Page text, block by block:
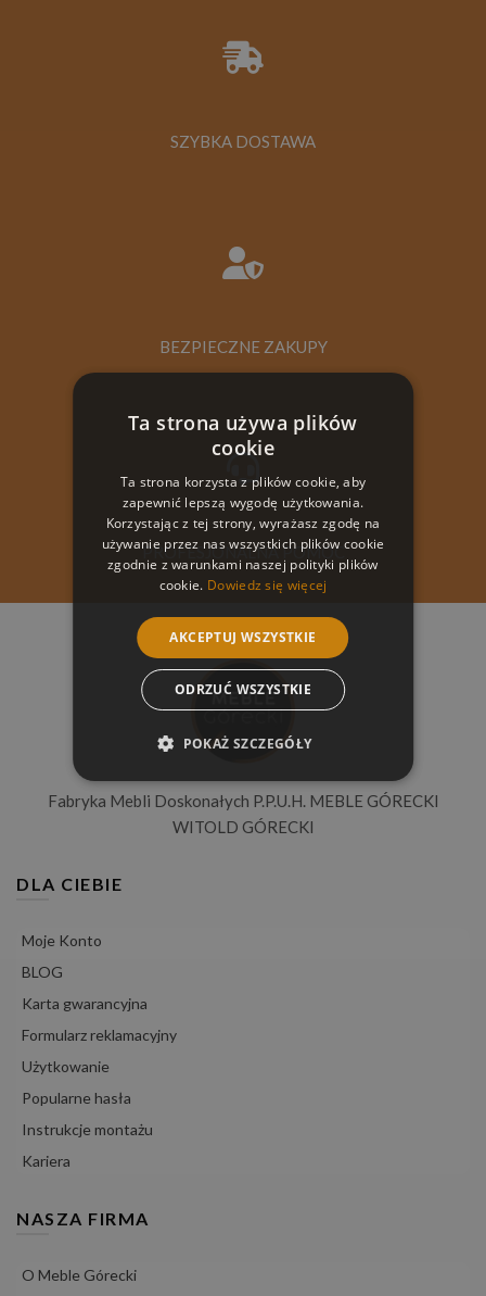
SZYBKA DOSTAWA
BEZPIECZNE ZAKUPY
PROFESJONALNA POMOC
Fabryka Mebli Doskonałych P.P.U.H. MEBLE GÓRECKI
WITOLD GÓRECKI
DLA CIEBIE
Moje Konto
BLOG
Karta gwarancyjna
Formularz reklamacyjny
Użytkowanie
Popularne hasła
Instrukcje montażu
Kariera
NASZA FIRMA
O Meble Górecki
Ta strona używa plików
cookie
Ta strona korzysta z plików cookie, aby
zapewnić lepszą wygodę użytkowania.
Korzystając z tej strony, wyrażasz zgodę na
używanie przez nas wszystkich plików cookie
zgodnie z warunkami naszej polityki plików
cookie. Dowiedz się więcej
AKCEPTUJ WSZYSTKIE
ODRZUĆ WSZYSTKIE
POKAŻ SZCZEGÓŁY